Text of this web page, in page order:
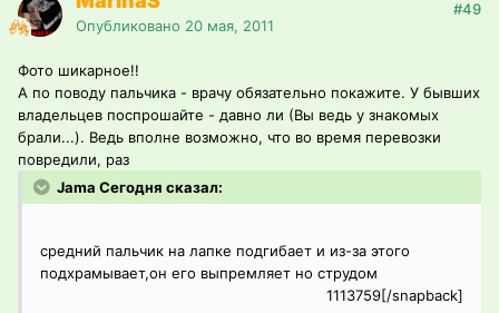
Опубликовано 20 мая, 2011
#49
Фото шикарное!!
А по поводу пальчика - врачу обязательно покажите. У бывших
владельцев поспрошайте - давно ли (Вы ведь у знакомых
брали...). Ведь вполне возможно, что во время перевозки
повредили, раз
Jama Сегодня сказал:
средний пальчик на лапке подгибает и из-за этого
подхрамывает,он его выпремляет но струдом
1113759[/snapback]